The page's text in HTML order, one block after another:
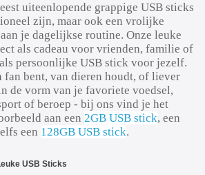
uiteenlopende grappige USB sticks
zijn, maar ook een vrolijke
je dagelijkse routine. Onze leuke
als cadeau voor vrienden, familie of
persoonlijke USB stick voor jezelf.
fan bent, van dieren houdt, of liever
de vorm van je favoriete voedsel,
of beroep - bij ons vind je het
aan een 2GB USB stick, een
een 128GB USB stick.
USB Sticks